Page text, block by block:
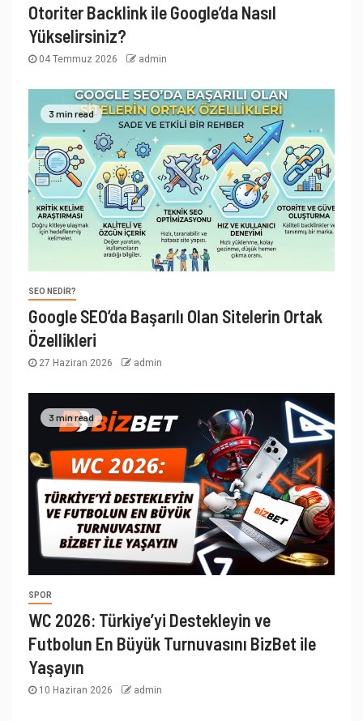
Otoriter Backlink ile Google’da Nasıl
Yükselirsiniz?
04 Temmuz 2026 admin
3 min read
SEO NEDIR?
Google SEO’da Başarılı Olan Sitelerin Ortak
Özellikleri
27 Haziran 2026 admin
3 min read
SPOR
WC 2026: Türkiye’yi Destekleyin ve
Futbolun En Büyük Turnuvasını BizBet ile
Yaşayın
10 Haziran 2026 admin